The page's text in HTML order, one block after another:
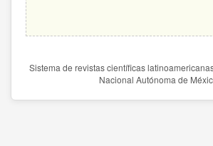
Sistema de revistas científicas
Nacional Autónoma de